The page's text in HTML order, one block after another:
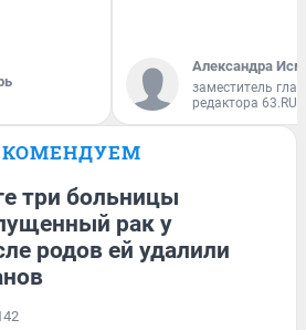
Александра
заместитель
редактора 63.RU
три больницы
рак у
родов ей удалили